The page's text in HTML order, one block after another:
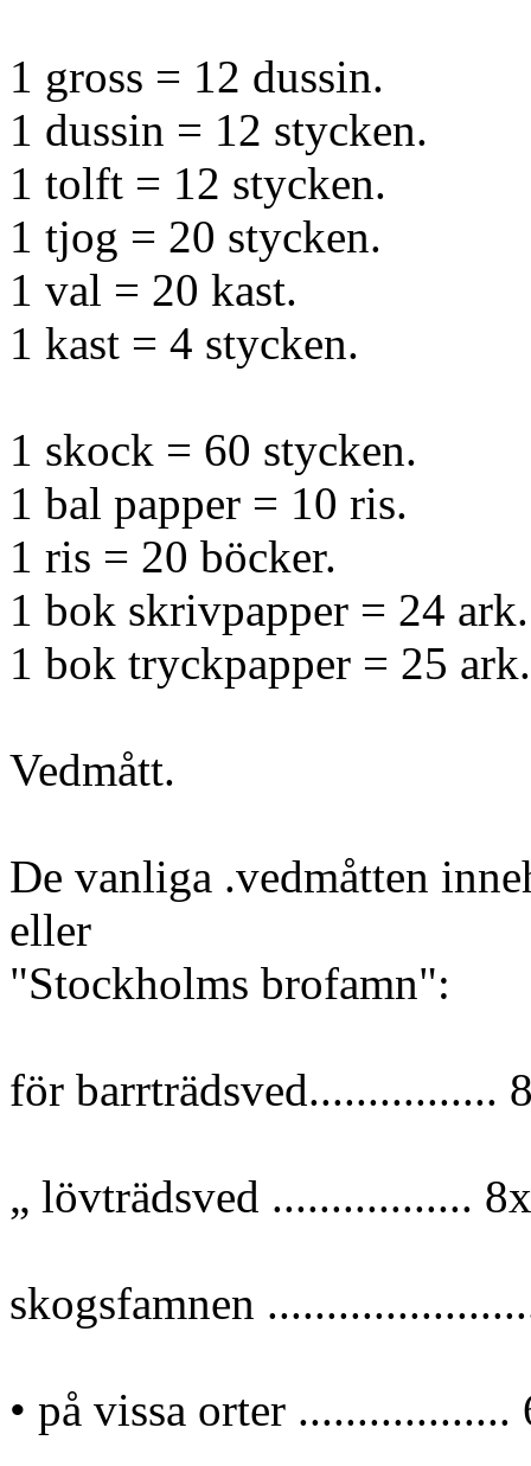
1 gross = 12 dussin.
1 dussin = 12 stycken.
1 tolft = 12 stycken.
1 tjog = 20 stycken.
1 val = 20 kast.
1 kast = 4 stycken.
1 skock = 60 stycken.
1 bal papper = 10 ris.
1 ris = 20 böcker.
1 bok skrivpapper = 24 ark.
1 bok tryckpapper = 25 ark.
Vedmått.
De vanliga .vedmåtten
eller
"Stockholms brofamn":
för barrträdsved................
„ lövträdsved .................
skogsfamnen
• på vissa orter